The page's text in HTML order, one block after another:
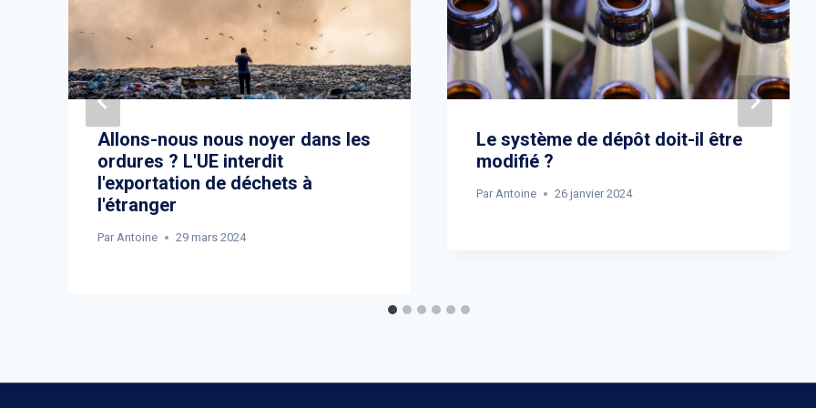
Allons-nous nous noyer dans les
ordures ? L'UE interdit
l'exportation de déchets à
l'étranger
Par Antoine 29 mars 2024
Le système de dépôt doit-il être
modifié ?
Par Antoine 26 janvier 2024